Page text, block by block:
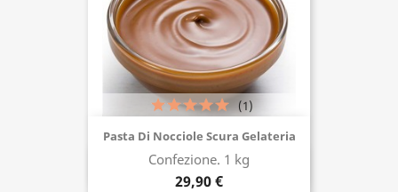
Pasta Di Nocciole Scura Gelateria
Confezione. 1 kg
29,90 €
(1)
Acquista ora